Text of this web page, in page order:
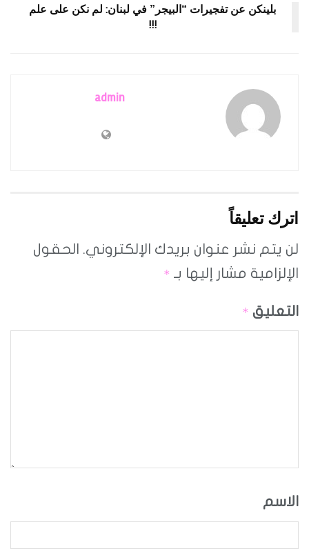
بلينكن عن تفجيرات “البيجر” في لبنان: لم نكن على علم
!!!
admin
اترك تعليقاً
لن يتم نشر عنوان بريدك الإلكتروني. الحقول
الإلزامية مشار إليها بـ *
التعليق *
الاسم